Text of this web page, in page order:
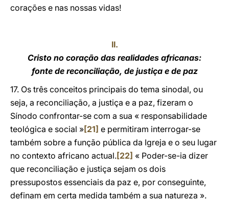
corações e nas nossas vidas!
II.
Cristo no coração das realidades africanas:
fonte de reconciliação, de justiça e de paz
17. Os três conceitos principais do tema sinodal, ou
seja, a reconciliação, a justiça e a paz, fizeram o
Sínodo confrontar-se com a sua « responsabilidade
teológica e social »[21] e permitiram interrogar-se
também sobre a função pública da Igreja e o seu lugar
no contexto africano actual.[22] « Poder-se-ia dizer
que reconciliação e justiça sejam os dois
pressupostos essenciais da paz e, por conseguinte,
definam em certa medida também a sua natureza ».